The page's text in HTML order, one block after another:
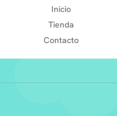
Inicio
Tienda
Contacto